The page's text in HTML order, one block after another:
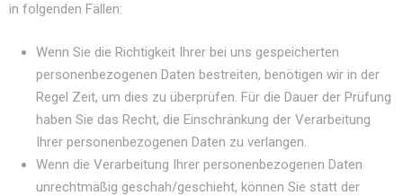
in folgenden Fällen:
Wenn Sie die Richtigkeit Ihrer bei uns gespeicherten
personenbezogenen Daten bestreiten, benötigen wir in der
Regel Zeit, um dies zu überprüfen. Für die Dauer der Prüfung
haben Sie das Recht, die Einschränkung der Verarbeitung
Ihrer personenbezogenen Daten zu verlangen.
Wenn die Verarbeitung Ihrer personenbezogenen Daten
unrechtmäßig geschah/geschieht, können Sie statt der